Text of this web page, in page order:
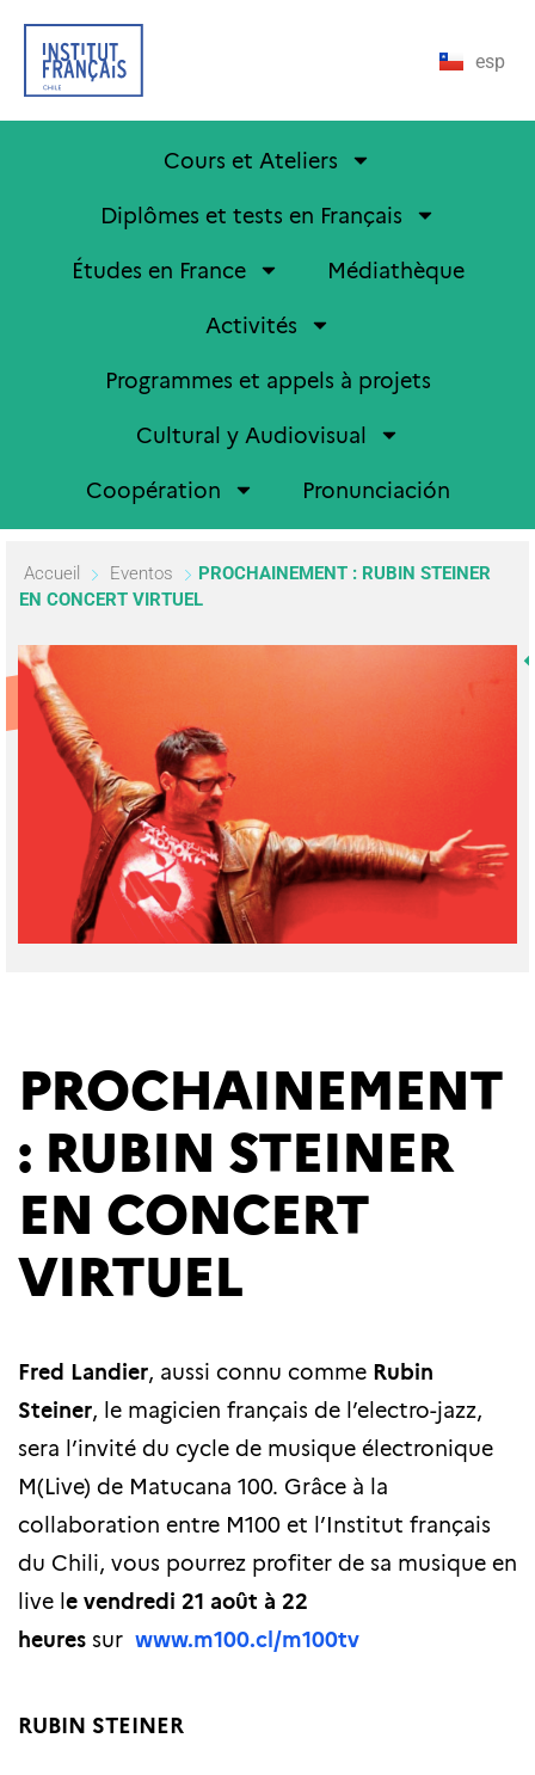
esp
Cours et Ateliers
Diplômes et tests en Français
Études en France
Médiathèque
Activités
Programmes et appels à projets
Cultural y Audiovisual
Coopération
Pronunciación
Accueil Eventos
PROCHAINEMENT : RUBIN STEINER
EN CONCERT VIRTUEL
PROCHAINEMENT
: RUBIN STEINER
EN CONCERT
VIRTUEL
Fred Landier, aussi connu comme Rubin
Steiner, le magicien français de l’electro-jazz,
sera l’invité du cycle de musique électronique
M(Live) de Matucana 100. Grâce à la
collaboration entre M100 et l’Institut français
du Chili, vous pourrez profiter de sa musique en
live le vendredi 21 août à 22
heures sur www.m100.cl/m100tv
RUBIN STEINER